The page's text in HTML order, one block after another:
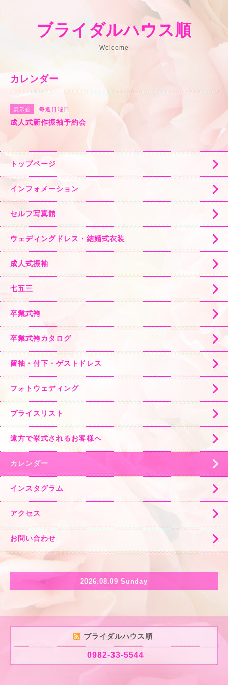
ブライダルハウス順
Welcome
カレンダー
展示会 毎週日曜日
成人式新作振袖予約会
トップページ
インフォメーション
セルフ写真館
ウェディングドレス・結婚式衣装
成人式振袖
七五三
卒業式袴
卒業式袴カタログ
留袖・付下・ゲストドレス
フォトウェディング
プライスリスト
遠方で挙式されるお客様へ
カレンダー
インスタグラム
アクセス
お問い合わせ
2026.08.09 Sunday
ブライダルハウス順
0982-33-5544